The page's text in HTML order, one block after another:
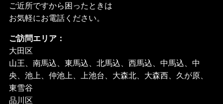
ご近所ですから困ったときは
お気軽にお電話ください。
ご訪問エリア：
大田区
山王、南馬込、東馬込、北馬込、西馬込、中馬込、中
央、池上、仲池上、上池台、大森北、大森西、久が原、
東雪谷
品川区